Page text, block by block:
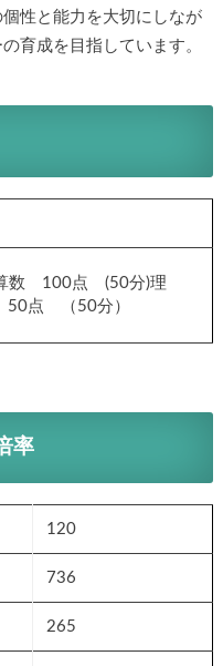
性と能力を大切にしなが
育成を目指しています。
100点 (50分)理
点 （50分）
率
120
736
265